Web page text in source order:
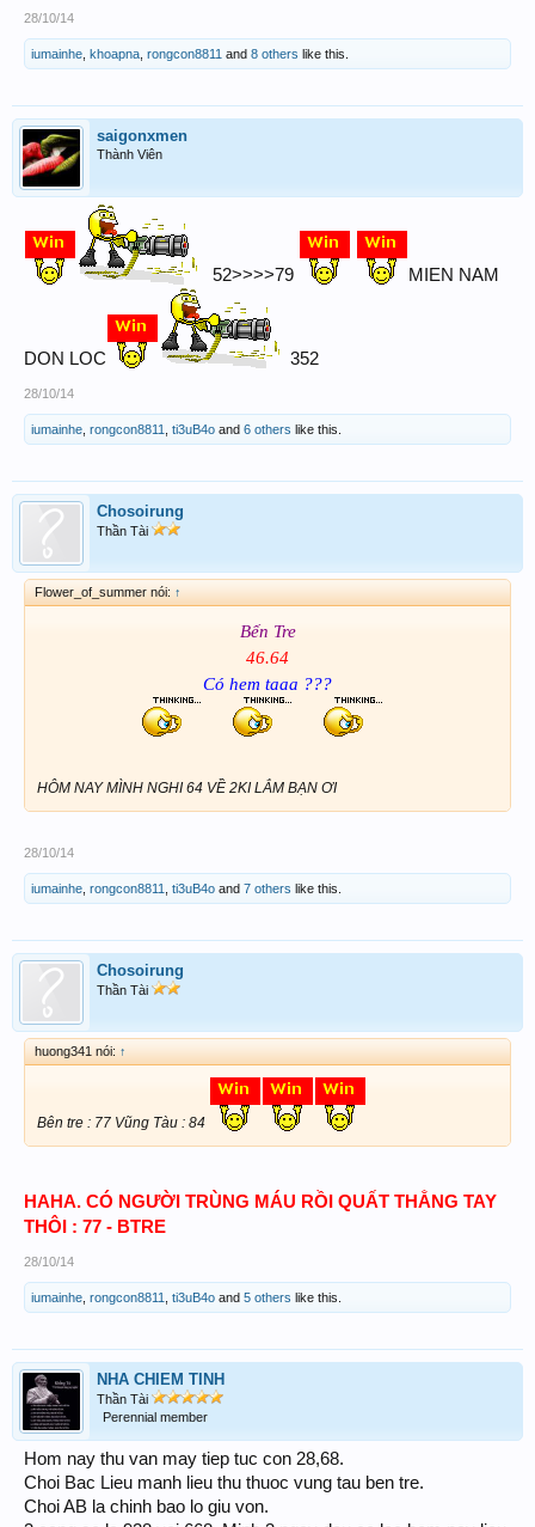
28/10/14
iumainhe khoapna rongcon8811 and 8 others like this.
saigonxmen
Thành Viên
52>>>>79 MIEN NAM
DON LOC 352
28/10/14
iumainhe rongcon8811 ti3uB4o and 6 others like this.
Chosoirung
Thần Tài
Flower_of_summer nói: ↑
Bến Tre
46.64
Có hem taaa ???
HÔM NAY MÌNH NGHI 64 VỀ 2KI LẮM BẠN ƠI
28/10/14
iumainhe rongcon8811 ti3uB4o and 7 others like this.
Chosoirung
Thần Tài
huong341 nói: ↑
Bên tre : 77 Vũng Tàu : 84
HAHA. CÓ NGƯỜI TRÙNG MÁU RỒI QUẤT THẲNG TAY
THÔI : 77 - BTRE
28/10/14
iumainhe rongcon8811 ti3uB4o and 5 others like this.
NHA CHIEM TINH
Thần Tài
Perennial member
Hom nay thu van may tiep tuc con 28,68.
Choi Bac Lieu manh lieu thu thuoc vung tau ben tre.
Choi AB la chinh bao lo giu von.